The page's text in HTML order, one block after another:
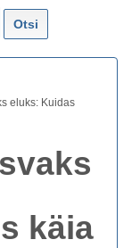
eluks: Kuidas
käia